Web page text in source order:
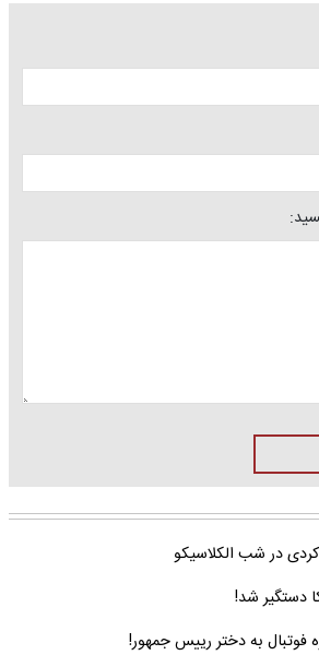
در شب الکلاسیکو
دستگیر شد!
فوتبال به دختر رییس جمهور!